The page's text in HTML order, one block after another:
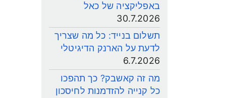
באפליקציה של כאל
30.7.2026
תשלום בנייד: כל מה שצריך
לדעת על הארנק הדיגיטלי
6.7.2026
מה זה קאשבק? כך תהפכו
כל קנייה להזדמנות לחיסכון